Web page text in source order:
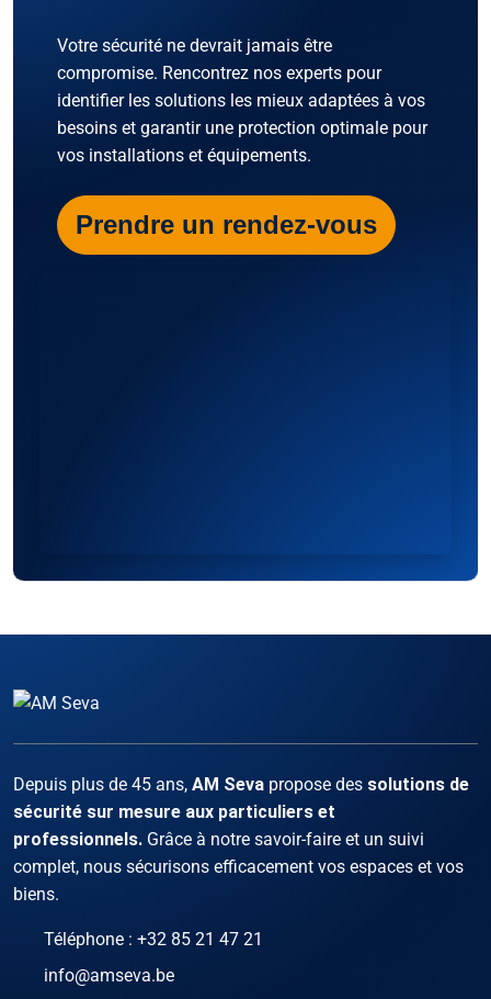
Votre sécurité ne devrait jamais être
compromise. Rencontrez nos experts pour
identifier les solutions les mieux adaptées à vos
besoins et garantir une protection optimale pour
vos installations et équipements.
Prendre un rendez-vous
Depuis plus de 45 ans, AM Seva propose des solutions de
sécurité sur mesure aux particuliers et
professionnels. Grâce à notre savoir-faire et un suivi
complet, nous sécurisons efficacement vos espaces et vos
biens.
Téléphone : +32 85 21 47 21
info@amseva.be